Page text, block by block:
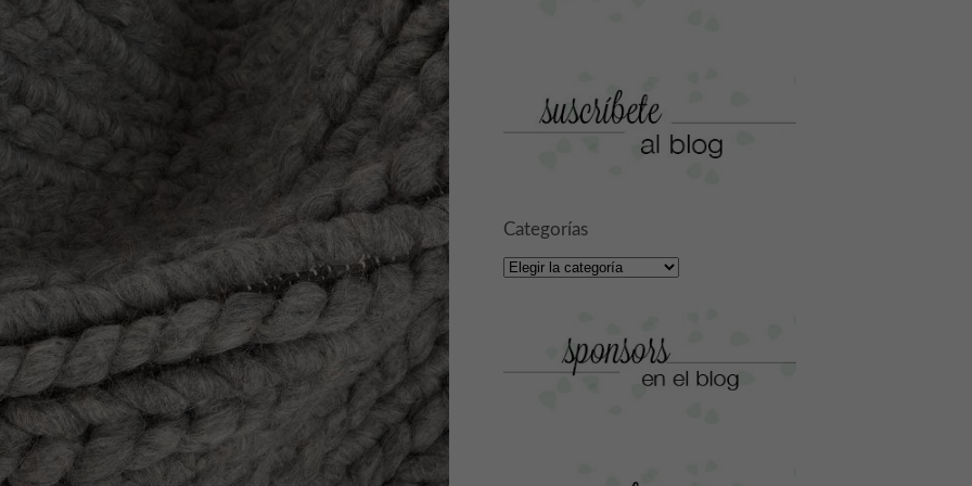
Categorías
Categorías